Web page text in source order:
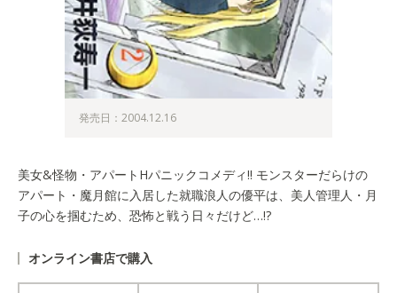
発売日：2004.12.16
美女&怪物・アパートHパニックコメディ!! モンスターだらけの
アパート・魔月館に入居した就職浪人の優平は、美人管理人・月
子の心を掴むため、恐怖と戦う日々だけど…!?
オンライン書店で購入